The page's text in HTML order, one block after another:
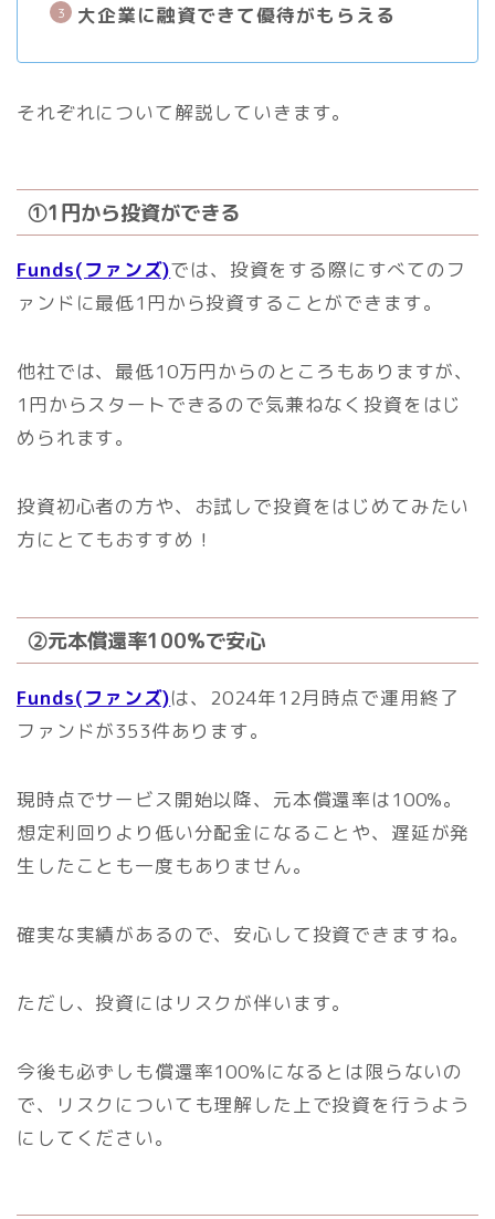
大企業に融資できて優待がもらえる
それぞれについて解説していきます。
①1円から投資ができる
Funds(ファンズ)では、投資をする際にすべてのフ
ァンドに最低1円から投資することができます。
他社では、最低10万円からのところもありますが、
1円からスタートできるので気兼ねなく投資をはじ
められます。
投資初心者の方や、お試しで投資をはじめてみたい
方にとてもおすすめ！
②元本償還率100%で安心
Funds(ファンズ)は、2024年12月時点で運用終了
ファンドが353件あります。
現時点でサービス開始以降、元本償還率は100%。
想定利回りより低い分配金になることや、遅延が発
生したことも一度もありません。
確実な実績があるので、安心して投資できますね。
ただし、投資にはリスクが伴います。
今後も必ずしも償還率100%になるとは限らないの
で、リスクについても理解した上で投資を行うよう
にしてください。